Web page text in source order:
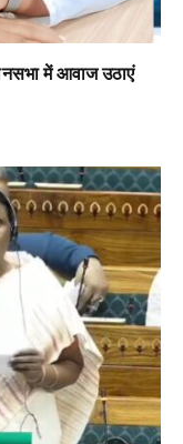
में आवाज उठाएं